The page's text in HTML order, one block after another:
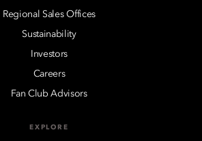
Regional Sales Offices
Sustainability
Investors
Careers
Fan Club Advisors
EXPLORE